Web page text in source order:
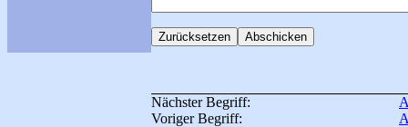
Nächster Begriff:
Voriger Begriff: